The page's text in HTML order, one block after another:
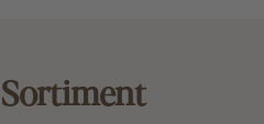
Sortiment